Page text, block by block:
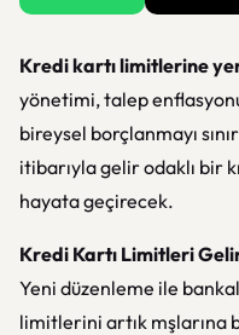
Kredi kartı limitlerine
yönetimi, talep
bireysel borçlanmayı
itibarıyla gelir odaklı bir
hayata geçirecek.
Kredi Kartı Limitleri
Yeni düzenleme ile
limitlerini artık mşlarına